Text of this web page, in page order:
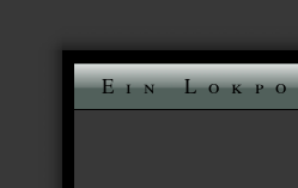
Ein